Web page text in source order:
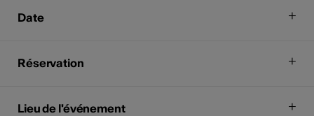
Date
Réservation
Lieu de l'événement